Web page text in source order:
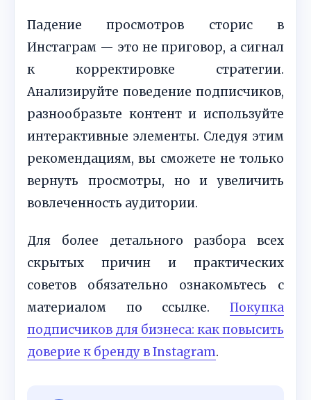
Падение просмотров сторис в
Инстаграм — это не приговор, а сигнал
к корректировке стратегии.
Анализируйте поведение подписчиков,
разнообразьте контент и используйте
интерактивные элементы. Следуя этим
рекомендациям, вы сможете не только
вернуть просмотры, но и увеличить
вовлеченность аудитории.
Для более детального разбора всех
скрытых причин и практических
советов обязательно ознакомьтесь с
материалом по ссылке.Покупка
подписчиков для бизнеса: как повысить
доверие к бренду в Instagram.